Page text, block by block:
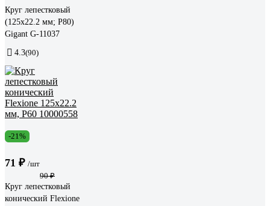
Круг лепестковый
(125x22.2 мм; P80)
Gigant G-11037
4.3(90)
-21%
71 ₽ /шт
90 ₽
Круг лепестковый
конический Flexione